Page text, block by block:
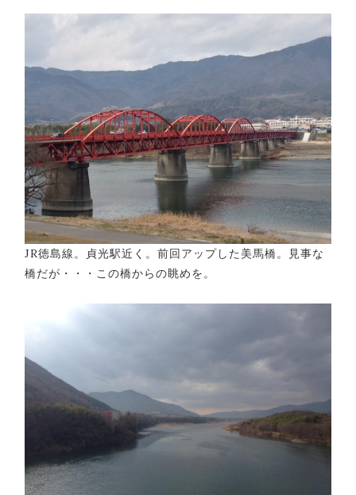
JR徳島線。貞光駅近く。前回アップした美馬橋。見事な
橋だが・・・この橋からの眺めを。